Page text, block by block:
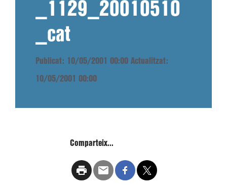
_1129_20010510
_cat
Publicat: 10/05/2001 00:00 Actualitzat:
10/05/2001 00:00
Comparteix...